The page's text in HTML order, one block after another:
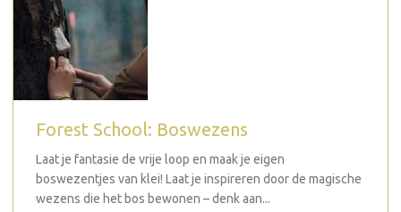
Forest School: Boswezens
Laat je fantasie de vrije loop en maak je eigen
boswezentjes van klei! Laat je inspireren door de magische
wezens die het bos bewonen – denk aan...